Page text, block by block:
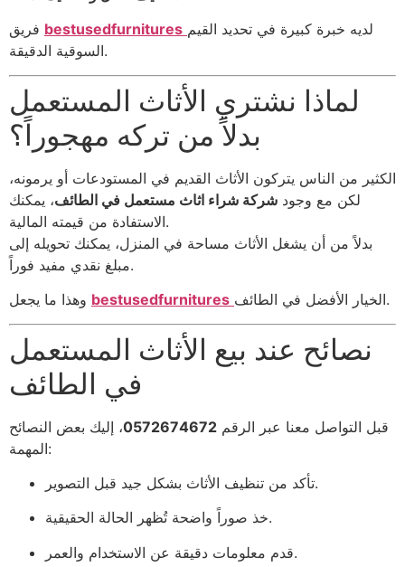
bestusedfurnitures لديه خبرة كبيرة في تحديد القيم
السوقية الدقيقة.
لماذا نشتري الأثاث المستعمل
بدلاً من تركه مهجوراً؟
الكثير من الناس يتركون الأثاث القديم في المستودعات أو يرمونه،
لكن مع وجود شركة شراء اثاث مستعمل في الطائف، يمكنك
الاستفادة من قيمته المالية.
بدلاً من أن يشغل الأثاث مساحة في المنزل، يمكنك تحويله إلى
مبلغ نقدي مفيد فوراً.
bestusedfurnitures الخيار الأفضل في الطائف.
نصائح عند بيع الأثاث المستعمل
في الطائف
قبل التواصل معنا عبر الرقم 0572674672، إليك بعض النصائح
المهمة:
تأكد من تنظيف الأثاث بشكل جيد قبل التصوير.
خذ صوراً واضحة تُظهر الحالة الحقيقية.
قدم معلومات دقيقة عن الاستخدام والعمر.